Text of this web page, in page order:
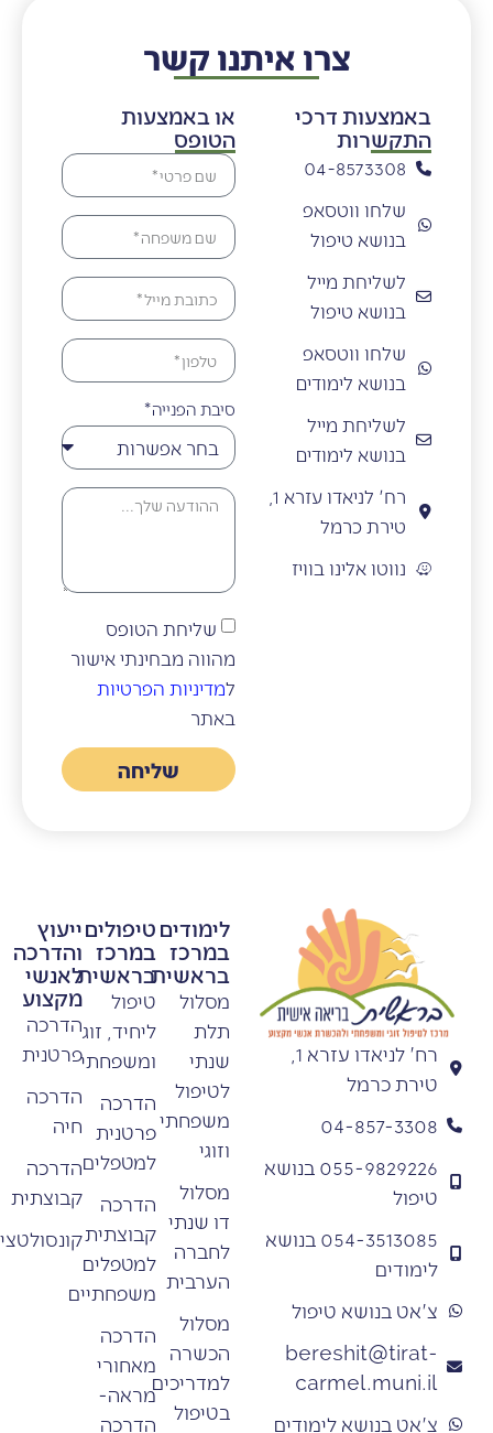
צרו איתנו קשר
באמצעות דרכי
התקשרות
04-8573308
שלחו ווטסאפ
בנושא טיפול
לשליחת מייל
בנושא טיפול
שלחו ווטסאפ
בנושא לימודים
לשליחת מייל
בנושא לימודים
רח' לניאדו עזרא 1,
טירת כרמל
נווטו אלינו בוויז
או באמצעות
הטופס
סיבת הפנייה*
שליחת הטופס
מהווה מבחינתי אישור
מדיניות הפרטיות
באתר
שליחה
טירת כרמל
04-857-3308
055-9829226 בנושא
טיפול
054-3513085 בנושא
לימודים
צ'אט בנושא טיפול
bereshit@tirat-
carmel.muni.il
צ'אט בנושא לימודים
לימודים
במרכז
בראשית
מסלול
תלת
שנתי
לטיפול
משפחתי
וזוגי
מסלול
דו שנתי
לחברה
הערבית
מסלול
הכשרה
למדריכים
בטיפול
טיפולים
במרכז
בראשית
טיפול
ליחיד, זוג
ומשפחתי
הדרכה
פרטנית
למטפלים
הדרכה
קבוצתית
למטפלים
משפחתיים
הדרכה
מאחורי
מראה-
הדרכה
ייעוץ
והדרכה
לאנשי
מקצוע
הדרכה
פרטנית
הדרכה
חיה
הדרכה
קבוצתית
קונסולטציה